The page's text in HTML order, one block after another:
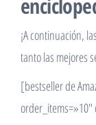
¡A continuación,
tanto las mejores
[bestseller de